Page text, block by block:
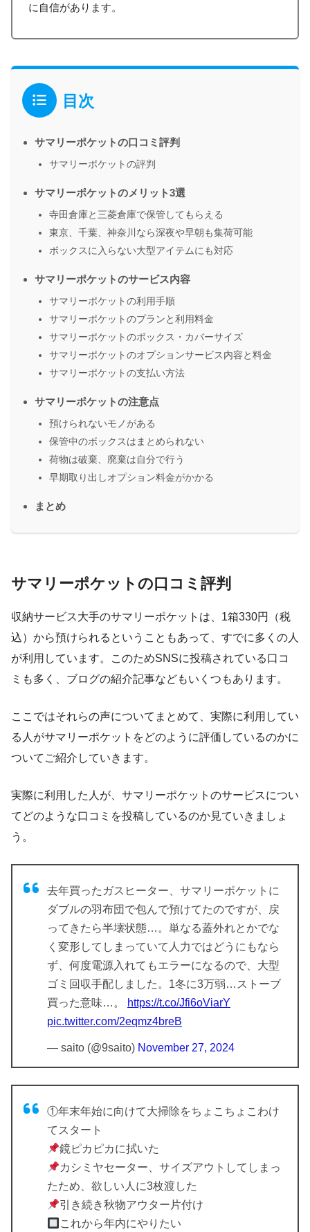
に自信があります。
目次
サマリーポケットの口コミ評判
サマリーポケットの評判
サマリーポケットのメリット3選
寺田倉庫と三菱倉庫で保管してもらえる
東京、千葉、神奈川なら深夜や早朝も集荷可能
ボックスに入らない大型アイテムにも対応
サマリーポケットのサービス内容
サマリーポケットの利用手順
サマリーポケットのプランと利用料金
サマリーポケットのボックス・カバーサイズ
サマリーポケットのオプションサービス内容と料金
サマリーポケットの支払い方法
サマリーポケットの注意点
預けられないモノがある
保管中のボックスはまとめられない
荷物は破棄、廃棄は自分で行う
早期取り出しオプション料金がかかる
まとめ
サマリーポケットの口コミ評判
収納サービス大手のサマリーポケットは、1箱330円（税
込）から預けられるということもあって、すでに多くの人
が利用しています。このためSNSに投稿されている口コ
ミも多く、ブログの紹介記事などもいくつもあります。
ここではそれらの声についてまとめて、実際に利用してい
る人がサマリーポケットをどのように評価しているのかに
ついてご紹介していきます。
実際に利用した人が、サマリーポケットのサービスについ
てどのような口コミを投稿しているのか見ていきましょ
う。
去年買ったガスヒーター、サマリーポケットに
ダブルの羽布団で包んで預けてたのですが、戻
ってきたら半壊状態…。単なる蓋外れとかでな
く変形してしまっていて人力ではどうにもなら
ず、何度電源入れてもエラーになるので、大型
ゴミ回収手配しました。1冬に3万弱…ストーブ
買った意味…。
https://t.co/Jfi6oViarY
pic.twitter.com/2eqmz4breB
— saito (@9saito) November 27, 2024
①年末年始に向けて大掃除をちょこちょこわけ
てスタート
鏡ピカピカに拭いた
カシミヤセーター、サイズアウトしてしまっ
たため、欲しい人に3枚渡した
引き続き秋物アウター片付け
これから年内にやりたい